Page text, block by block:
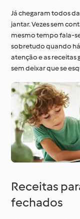
À volta do mundo
Já chegaram todos
jantar. Vezes sem
mesmo tempo fala-
sobretudo quando há
atenção e as
sem deixar que se
Receitas
fechados